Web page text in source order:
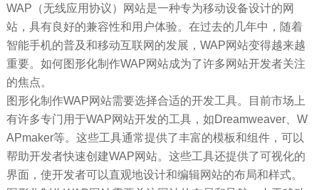
WAP（无线应用协议）网站是一种专为移动设备设计的网
站，具有良好的兼容性和用户体验。在过去的几年中，随着
智能手机的普及和移动互联网的发展，WAP网站变得越来越
重要。如何图形化制作WAP网站成为了许多网站开发者关注
的焦点。
图形化制作WAP网站需要选择合适的开发工具。目前市场上
有许多专门用于WAP网站开发的工具，如Dreamweaver、W
APmaker等。这些工具通常提供了丰富的模板和组件，可以
帮助开发者快速创建WAP网站。这些工具还提供了可视化的
界面，使开发者可以直观地设计和编辑网站的布局和样式。